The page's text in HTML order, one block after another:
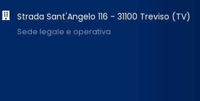
Strada Sant'Angelo 116 - 31100 Treviso (TV)
Sede legale e operativa